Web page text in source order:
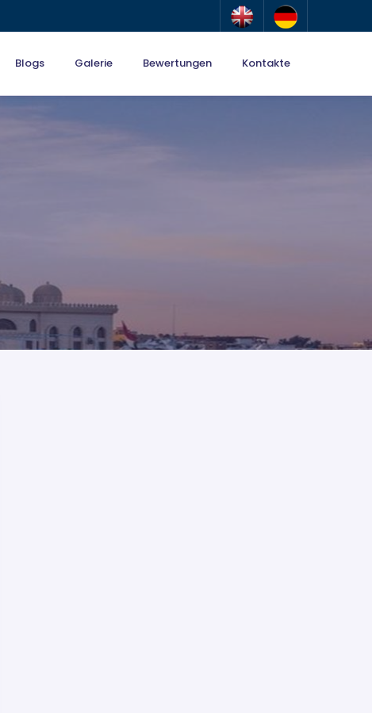
Blogs Galerie Bewertungen Kontakte